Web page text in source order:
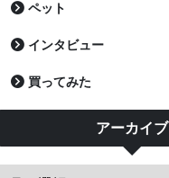
ペット
インタビュー
買ってみた
アーカイブ